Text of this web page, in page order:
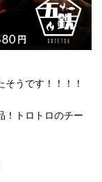
うです！！！！
！トロトロのチー